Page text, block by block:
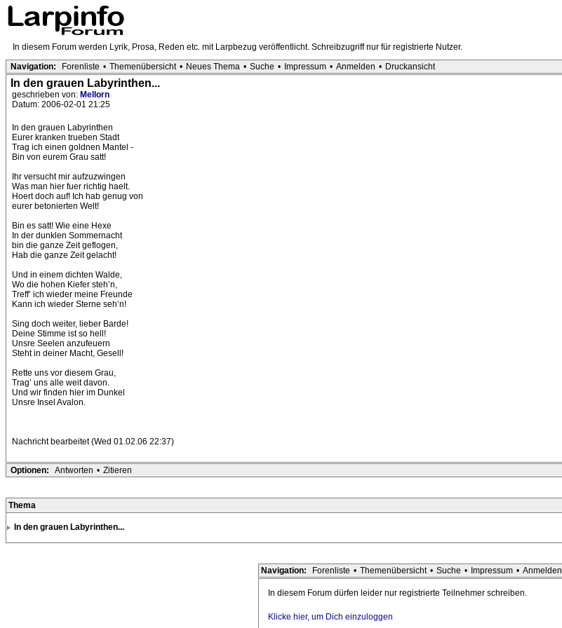
In diesem Forum werden Lyrik, Prosa, Reden etc. mit Larpbezug veröffentlicht. Schreibzugriff nur für registrierte Nutzer.
Navigation:
Forenliste • Themenübersicht • Neues Thema • Suche • Impressum • Anmelden • Druckansicht
In den grauen Labyrinthen...
geschrieben von: Mellorn
Datum: 2006-02-01 21:25
In den grauen Labyrinthen
Eurer kranken trueben Stadt
Trag ich einen goldnen Mantel -
Bin von eurem Grau satt!
Ihr versucht mir aufzuzwingen
Was man hier fuer richtig haelt.
Hoert doch auf! Ich hab genug von
eurer betonierten Welt!
Bin es satt! Wie eine Hexe
In der dunklen Sommernacht
bin die ganze Zeit geflogen,
Hab die ganze Zeit gelacht!
Und in einem dichten Walde,
Wo die hohen Kiefer steh’n,
Treff’ ich wieder meine Freunde
Kann ich wieder Sterne seh’n!
Sing doch weiter, lieber Barde!
Deine Stimme ist so hell!
Unsre Seelen anzufeuern
Steht in deiner Macht, Gesell!
Rette uns vor diesem Grau,
Trag’ uns alle weit davon.
Und wir finden hier im Dunkel
Unsre Insel Avalon.
Nachricht bearbeitet (Wed 01.02.06 22:37)
Optionen: Antworten • Zitieren
Thema
In den grauen Labyrinthen...
Navigation: Forenliste • Themenübersicht • Suche • Impressum • Anmelden
In diesem Forum dürfen leider nur registrierte Teilnehmer schreiben.
Klicke hier, um Dich einzuloggen